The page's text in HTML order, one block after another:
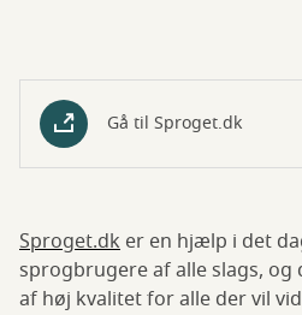
Gå til Sproget.dk
Sproget.dk er en hjælp i det
sprogbrugere af alle slags, og
af høj kvalitet for alle der vil